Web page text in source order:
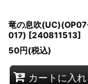
竜の息吹
017) [240811513]
50円(税込)
カートに入れ